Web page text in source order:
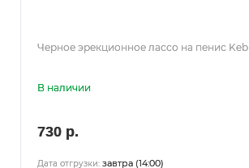
Черное эрекционное лассо на пенис Keb
В наличии
730 р.
Дата отгрузки: завтра (14:00)